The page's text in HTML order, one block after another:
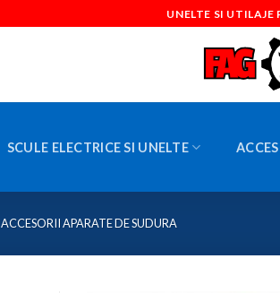
UNELTE SI UTILAJE
SCULE ELECTRICE SI UNELTE
ACCESORII APARATE DE SUDURA